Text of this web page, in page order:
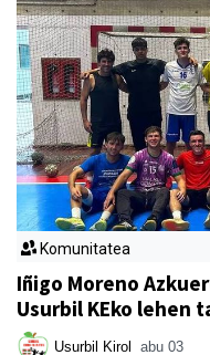
Komunitatea
Iñigo Moreno
Usurbil KEko lehen
Usurbil Kirol abu 03